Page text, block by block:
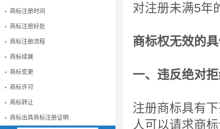
商标注册时间
商标注册好处
商标注册流程
商标续展
商标变更
商标许可
商标转让
商标出具商标注册证明
对注册未满5年
商标权无效的
一、违反绝对
注册商标具有
人可以请求商